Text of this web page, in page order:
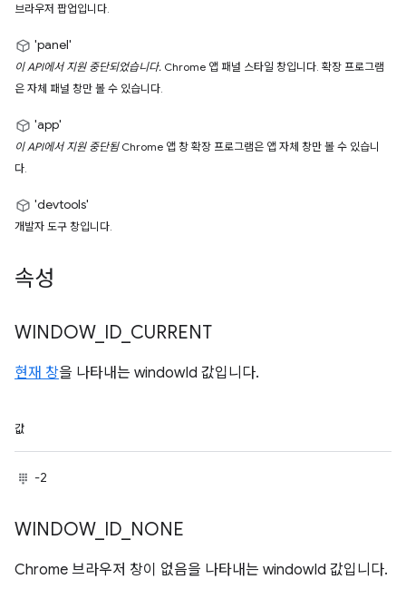
브라우저 팝업입니다.
'panel'
이 API에서 지원 중단되었습니다. Chrome 앱 패널 스타일 창입니다. 확장 프로그램
은 자체 패널 창만 볼 수 있습니다.
'app'
이 API에서 지원 중단됨Chrome 앱 창 확장 프로그램은 앱 자체 창만 볼 수 있습니
다.
'devtools'
개발자 도구 창입니다.
속성
WINDOW_ ID CURRENT
현재 창을 나타내는 windowId 값입니다.
값
-2
WINDOW_ ID NONE
Chrome 브라우저 창이 없음을 나타내는 windowId 값입니다.